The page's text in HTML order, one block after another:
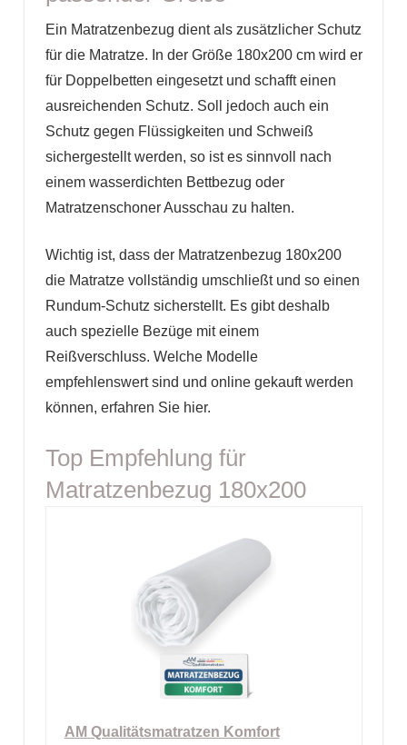
Ein Matratzenbezug dient als zusätzlicher Schutz
für die Matratze. In der Größe 180x200 cm wird er
für Doppelbetten eingesetzt und schafft einen
ausreichenden Schutz. Soll jedoch auch ein
Schutz gegen Flüssigkeiten und Schweiß
sichergestellt werden, so ist es sinnvoll nach
einem wasserdichten Bettbezug oder
Matratzenschoner Ausschau zu halten.
Wichtig ist, dass der Matratzenbezug 180x200
die Matratze vollständig umschließt und so einen
Rundum-Schutz sicherstellt. Es gibt deshalb
auch spezielle Bezüge mit einem
Reißverschluss. Welche Modelle
empfehlenswert sind und online gekauft werden
können, erfahren Sie hier.
Top Empfehlung für
Matratzenbezug 180x200
AM Qualitätsmatratzen Komfort